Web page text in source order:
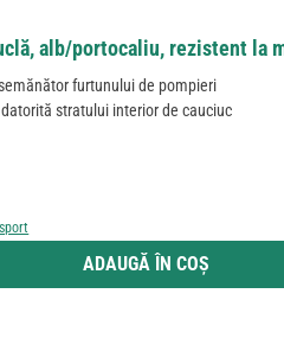
alb/portocaliu, rezistent la
furtunului de pompieri
stratului interior de cauciuc
dorită sau utilizați butoanele pentru a
ADAUGĂ ÎN COȘ